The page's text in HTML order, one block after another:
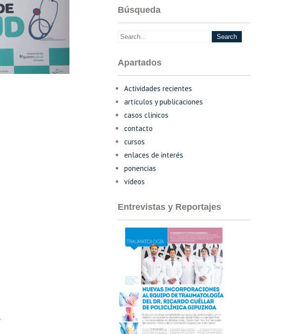
.
Búsqueda
Apartados
Actividades recientes
artículos y publicaciones
casos clínicos
contacto
cursos
enlaces de interés
ponencias
vídeos
Entrevistas y Reportajes